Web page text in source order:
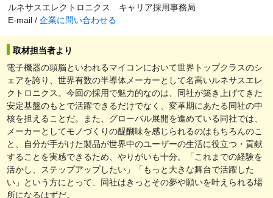
ルネサスエレクトロニクス キャリア採用事務局
E-mail / 企業に問い合わせる
取材担当者より
電子機器の頭脳といわれるマイコンにおいて世界トップクラスのシ
ェアを誇り、世界有数の半導体メーカーとして名高いルネサスエレ
クトロニクス。今回の採用で魅力的なのは、同社が築き上げてきた
安定基盤のもとで活躍できるだけでなく、変革期にあたる同社の中
核を担えることだ。また、グローバル展開を進めている同社では、
メーカーとしてモノづくりの醍醐味を感じられるのはもちろんのこ
と、自分が手がけた製品が世界中のユーザーの生活に役立つ・貢献
することを実感できるため、やりがいも十分。「これまでの経験を
活かし、ステップアップしたい」「もっと大きな舞台で活躍した
い」という方にとって、同社はきっとその夢や願いを叶えられる場
所になるはずだ。